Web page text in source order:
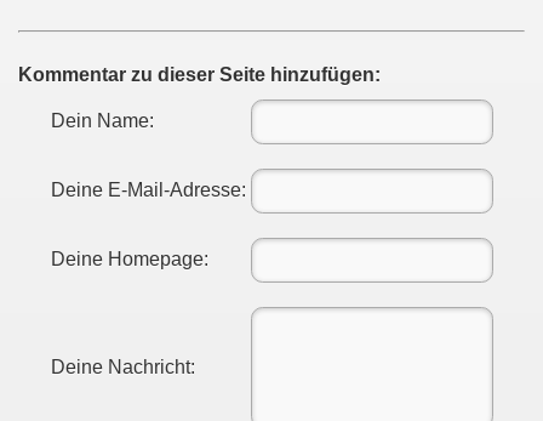
Kommentar zu dieser Seite hinzufügen:
Dein Name:
Deine E-Mail-Adresse:
Deine Homepage:
Deine Nachricht: